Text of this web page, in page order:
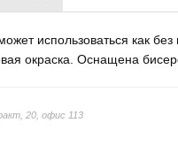
использоваться как без
окраска. Оснащена
20, офис 113